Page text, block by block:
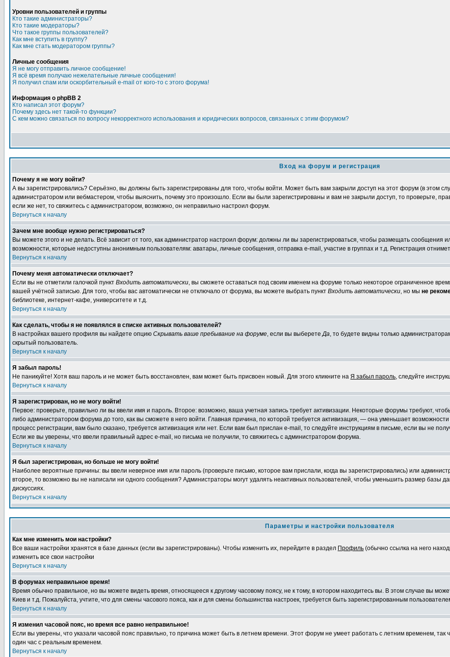
Уровни пользователей и группы
Кто такие администраторы?
Кто такие модераторы?
Что такое группы пользователей?
Как мне вступить в группу?
Как мне стать модератором группы?
Личные сообщения
Я не могу отправить личное сообщение!
Я всё время получаю нежелательные личные сообщения!
Я получил спам или оскорбительный e-mail от кого-то с этого форума!
Информация о phpBB 2
Кто написал этот форум?
Почему здесь нет такой-то функции?
С кем можно связаться по вопросу некорректного использования и юридических вопросов, связанных с этим форумом?
Вход на форум и регистрация
Почему я не могу войти?
А вы зарегистрировались? Серьёзно, вы должны быть зарегистрированы для того, чтобы войти. Может быть вам закрыли доступ на этот форум (в этом
администратором или вебмастером, чтобы выяснить, почему это произошло. Если вы были зарегистрированы и вам не закрыли доступ, то проверьте,
если же нет, то свяжитесь с администратором, возможно, он неправильно настроил форум.
Вернуться к началу
Зачем мне вообще нужно регистрироваться?
Вы можете этого и не делать. Всё зависит от того, как администратор настроил форум: должны ли вы зарегистрироваться, чтобы размещать сообщения
возможности, которые недоступны анонимным пользователям: аватары, личные сообщения, отправка e-mail, участие в группах и т.д. Регистрация
Вернуться к началу
Почему меня автоматически отключает?
Если вы не отметили галочкой пункт Входить автоматически, вы сможете оставаться под своим именем на форуме только некоторое ограниченное
вашей учётной записью. Для того, чтобы вас автоматически не отключало от форума, вы можете выбрать пункт Входить автоматически, но мы не
библиотеке, интернет-кафе, университете и т.д.
Вернуться к началу
Как сделать, чтобы я не появлялся в списке активных пользователей?
В настройках вашего профиля вы найдете опцию Скрывать ваше пребывание на форуме, если вы выберетеДа, то будете видны только
скрытый пользователь.
Вернуться к началу
Я забыл пароль!
Не паникуйте! Хотя ваш пароль и не может быть восстановлен, вам может быть присвоен новый. Для этого кликните на Я забыл пароль, следуйте
Вернуться к началу
Я зарегистрирован, но не могу войти!
Первое: проверьте, правильно ли вы ввели имя и пароль. Второе: возможно, ваша учетная запись требует активизации. Некоторые форумы требуют,
либо администратором форума до того, как вы сможете в него войти. Главная причина, по которой требуется активизация, — она уменьшает
процесс регистрации, вам было сказано, требуется активизация или нет. Если вам был прислан e-mail, то следуйте инструкциям в письме, если вы не
Если же вы уверены, что ввели правильный адрес e-mail, но письма не получили, то свяжитесь с администратором форума.
Вернуться к началу
Я был зарегистрирован, но больше не могу войти!
Наиболее вероятные причины: вы ввели неверное имя или пароль (проверьте письмо, которое вам прислали, когда вы зарегистрировались) или
второе, то возможно вы не написали ни одного сообщения? Администраторы могут удалять неактивных пользователей, чтобы уменьшить размер базы
дискуссиях.
Вернуться к началу
Параметры и настройки пользователя
Как мне изменить мои настройки?
Все ваши настройки хранятся в базе данных (если вы зарегистрированы). Чтобы изменить их, перейдите в раздел Профиль (обычно ссылка на него
изменить все свои настройки
Вернуться к началу
В форумах неправильное время!
Время обычно правильное, но вы можете видеть время, относящееся к другому часовому поясу, не к тому, в котором находитесь вы. В этом случае вы
Киев и т.д. Пожалуйста, учтите, что для смены часового пояса, как и для смены большинства настроек, требуется быть зарегистрированным
Вернуться к началу
Я изменил часовой пояс, но время все равно неправильное!
Если вы уверены, что указали часовой пояс правильно, то причина может быть в летнем времени. Этот форум не умеет работать с летним временем, так
один час с реальным временем.
Вернуться к началу